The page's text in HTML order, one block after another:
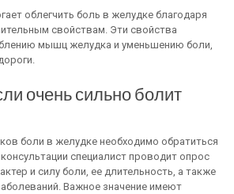
облегчить боль в желудке благодаря
свойствам. Эти свойства
мышц желудка и уменьшению боли,
очень сильно болит
боли в желудке необходимо обратиться
специалист проводит опрос
и силу боли, ее длительность, а также
Важное значение имеют